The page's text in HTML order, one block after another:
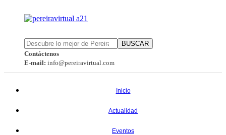
BUSCAR
Contáctenos
E-mail: info@pereiravirtual.com
Inicio
Actualidad
Eventos